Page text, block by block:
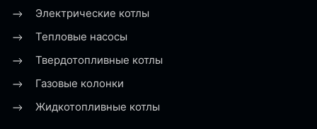
Электрические котлы
Тепловые насосы
Твердотопливные котлы
Газовые колонки
Жидкотопливные котлы